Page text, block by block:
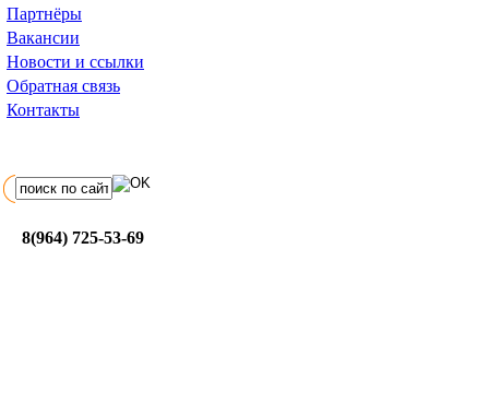
Партнёры
Вакансии
Новости и ссылки
Обратная связь
Контакты
8(964) 725-53-69